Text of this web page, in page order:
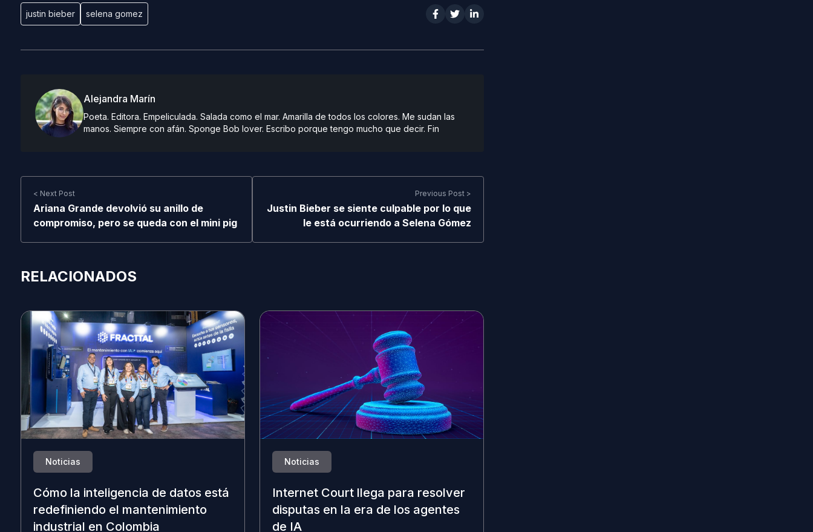
justin bieber selena gomez
Alejandra Marín
Poeta. Editora. Empeliculada. Salada como el mar. Amarilla de todos los colores. Me sudan las
manos. Siempre con afán. Sponge Bob lover. Escribo porque tengo mucho que decir. Fin
< Next Post
Ariana Grande devolvió su anillo de
compromiso, pero se queda con el mini pig
Previous Post >
Justin Bieber se siente culpable por lo que
le está ocurriendo a Selena Gómez
RELACIONADOS
Noticias
Cómo la inteligencia de datos está
redefiniendo el mantenimiento
industrial en Colombia
Noticias
Internet Court llega para resolver
disputas en la era de los agentes
de IA